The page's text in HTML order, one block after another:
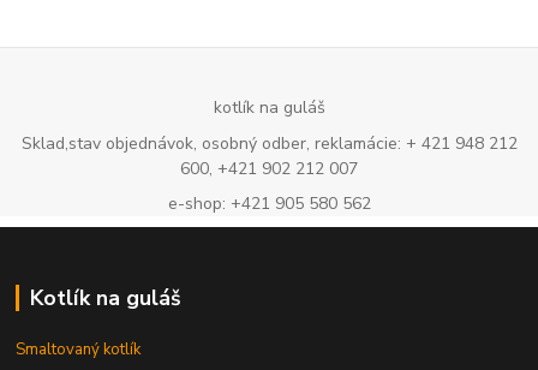
kotlík na guláš
Sklad,stav objednávok, osobný odber, reklamácie: + 421 948 212
600, +421 902 212 007
e-shop: +421 905 580 562
Kotlík na guláš
Smaltovaný kotlík